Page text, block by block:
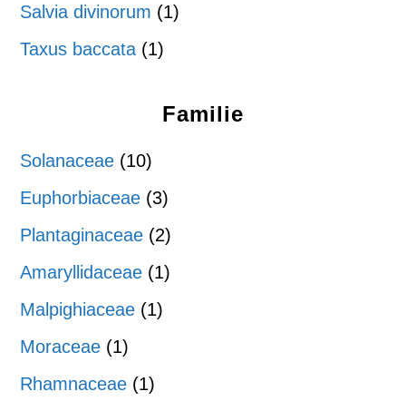
Salvia divinorum (1)
Taxus baccata (1)
Familie
Solanaceae (10)
Euphorbiaceae (3)
Plantaginaceae (2)
Amaryllidaceae (1)
Malpighiaceae (1)
Moraceae (1)
Rhamnaceae (1)